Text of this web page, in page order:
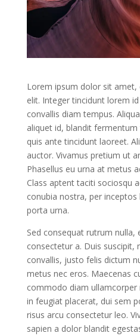
Lorem ipsum dolor sit amet,
elit. Integer tincidunt lorem
convallis diam tempus.
aliquet id, blandit
quis ante tincidunt laoreet.
auctor. Vivamus pretium ut
Phasellus eu urna at metus
Class aptent taciti sociosqu
conubia nostra, per
porta urna.
Sed consequat rutrum nulla,
consectetur a. Duis suscipit,
convallis, justo felis dictum
metus nec eros. Maecenas
commodo diam ullamcorper
in feugiat placerat, dui sem
risus arcu consectetur leo.
sapien a dolor blandit